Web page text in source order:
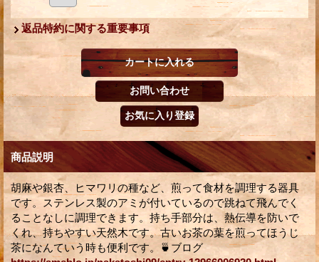
返品特約に関する重要事項
商品説明
胡麻や銀杏、ヒマワリの種など、煎って食材を調理する器具
です。ステンレス製のアミが付いているので跳ねて飛んでく
ることなしに調理できます。持ち手部分は、熱伝導を防いで
くれ、持ちやすい天然木です。古いお茶の葉を煎ってほうじ
茶になんていう時も便利です。🍵ブログ